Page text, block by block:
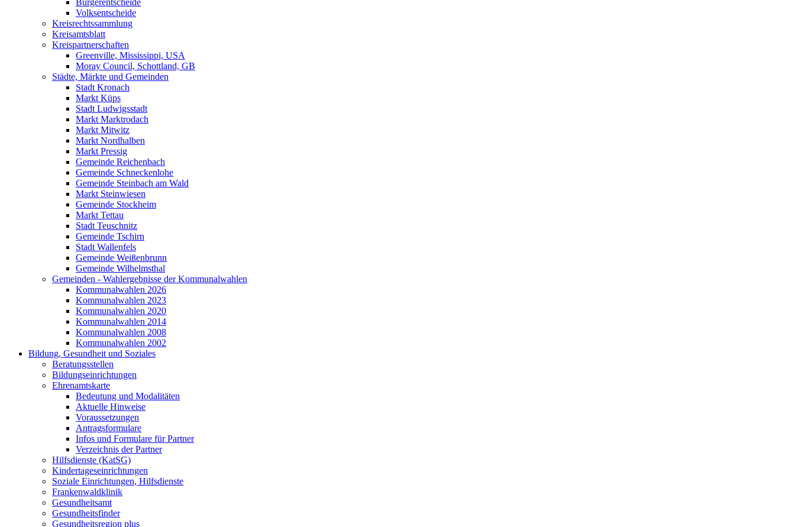
Bürgerentscheide
Volksentscheide
Kreisrechtssammlung
Kreisamtsblatt
Kreispartnerschaften
Greenville, Mississippi, USA
Moray Council, Schottland, GB
Städte, Märkte und Gemeinden
Stadt Kronach
Markt Küps
Stadt Ludwigsstadt
Markt Marktrodach
Markt Mitwitz
Markt Nordhalben
Markt Pressig
Gemeinde Reichenbach
Gemeinde Schneckenlohe
Gemeinde Steinbach am Wald
Markt Steinwiesen
Gemeinde Stockheim
Markt Tettau
Stadt Teuschnitz
Gemeinde Tschirn
Stadt Wallenfels
Gemeinde Weißenbrunn
Gemeinde Wilhelmsthal
Gemeinden - Wahlergebnisse der Kommunalwahlen
Kommunalwahlen 2026
Kommunalwahlen 2023
Kommunalwahlen 2020
Kommunalwahlen 2014
Kommunalwahlen 2008
Kommunalwahlen 2002
Bildung, Gesundheit und Soziales
Beratungsstellen
Bildungseinrichtungen
Ehrenamtskarte
Bedeutung und Modalitäten
Aktuelle Hinweise
Voraussetzungen
Antragsformulare
Infos und Formulare für Partner
Verzeichnis der Partner
Hilfsdienste (KatSG)
Kindertageseinrichtungen
Soziale Einrichtungen, Hilfsdienste
Frankenwaldklinik
Gesundheitsamt
Gesundheitsfinder
Gesundheitsregion plus